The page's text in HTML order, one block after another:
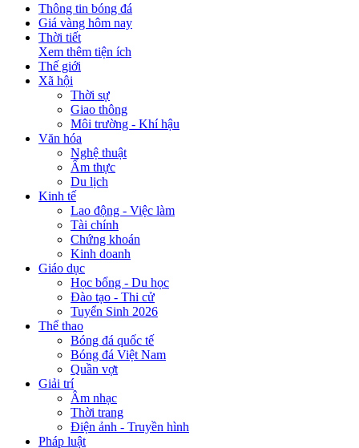
Thông tin bóng đá
Giá vàng hôm nay
Thời tiết
Xem thêm tiện ích
Thế giới
Xã hội
Thời sự
Giao thông
Môi trường - Khí hậu
Văn hóa
Nghệ thuật
Ẩm thực
Du lịch
Kinh tế
Lao động - Việc làm
Tài chính
Chứng khoán
Kinh doanh
Giáo dục
Học bổng - Du học
Đào tạo - Thi cử
Tuyển Sinh 2026
Thể thao
Bóng đá quốc tế
Bóng đá Việt Nam
Quần vợt
Giải trí
Âm nhạc
Thời trang
Điện ảnh - Truyền hình
Pháp luật